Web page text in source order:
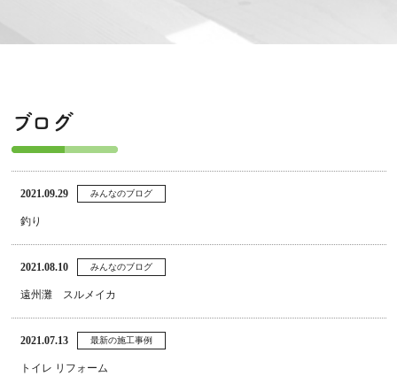
ブログ
2021.09.29 みんなのブログ
釣り
2021.08.10 みんなのブログ
遠州灘 スルメイカ
2021.07.13 最新の施工事例
トイレ リフォーム